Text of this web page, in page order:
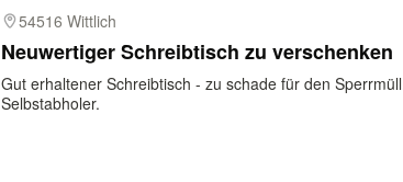
54516 Wittlich
Neuwertiger Schreibtisch zu verschenken
Gut erhaltener Schreibtisch - zu schade für den
Selbstabholer.